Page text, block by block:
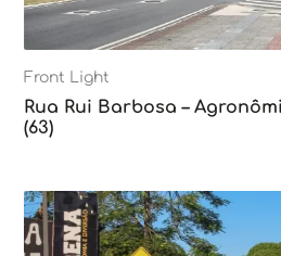
Front Light
Rua Rui Barbosa –
(63)